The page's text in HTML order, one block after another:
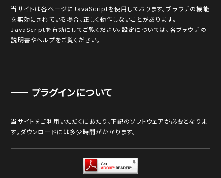
当サイトは各ページにJavaScriptを使用しております。ブラウザの機能
を無効にされている場合、正しく動作しないことがあります。
JavaScriptを有効にしてご覧ください。設定については、各ブラウザの
説明書やヘルプをご覧ください。
プラグインについて
当サイトをご利用いただくにあたり、下記のソフトウェアが必要となりま
す。ダウンロードには多少時間がかかります。